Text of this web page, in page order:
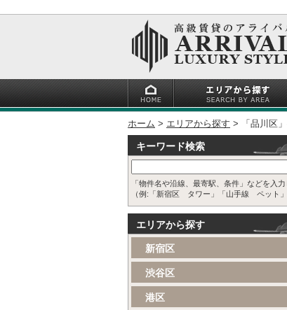
ホーム エリアから探す 「品川区
キーワード検索
「物件名や沿線、最寄駅、条件」などを入力
（例:「新宿区 タワー」「山手線 ペット」
エリアから探す
新宿区
渋谷区
港区